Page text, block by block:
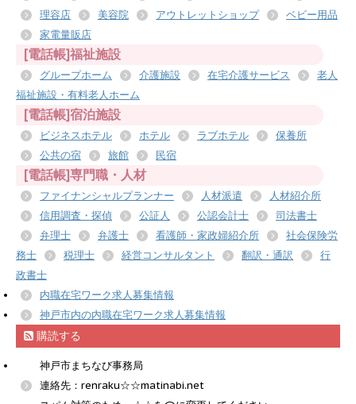
理容店
美容院 アウトレットショップ
ベビー用品
家電量販店
[電話帳]福祉施設
グループホーム 介護施設 在宅介護サービス
老人
福祉施設・有料老人ホーム
[電話帳]宿泊施設
ビジネスホテル ホテル ラブホテル
保養所
公共の宿
旅館 民宿
[電話帳]専門職・人材
ファイナンシャルプランナー 人材派遣
人材紹介所
信用調査・探偵
公証人 公認会計士
司法書士
弁理士
弁護士 看護師・家政婦紹介所
社会保険労
務士
税理士 経営コンサルタント 翻訳・通訳
行
政書士
内職在宅ワーク求人募集情報
神戸市内の内職在宅ワーク求人募集情報
購読する
神戸市まちなび事務局
連絡先：renraku☆☆matinabi.net